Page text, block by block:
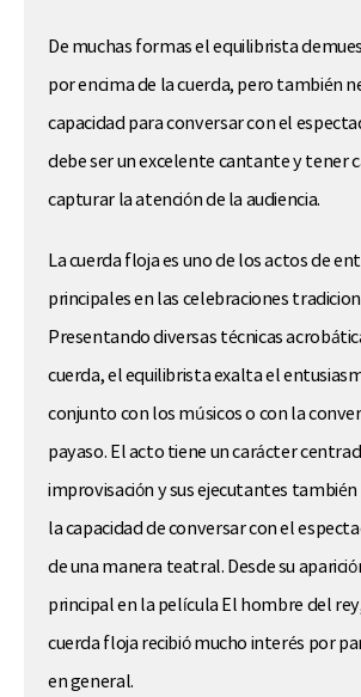
De muchas formas el equilibrista
por encima de la cuerda, pero también
capacidad para conversar con el
debe ser un excelente cantante y tener
capturar la atención de la audiencia.
La cuerda floja es uno de los actos de
principales en las celebraciones
Presentando diversas técnicas
cuerda, el equilibrista exalta el
conjunto con los músicos o con la
payaso. El acto tiene un carácter
improvisación y sus ejecutantes
la capacidad de conversar con el
de una manera teatral. Desde su
principal en la película El hombre del
cuerda floja recibió mucho interés por
en general.